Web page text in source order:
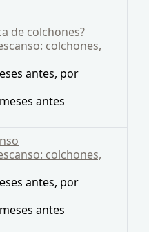
de colchones?
colchones,
antes, por
antes
colchones,
antes, por
antes